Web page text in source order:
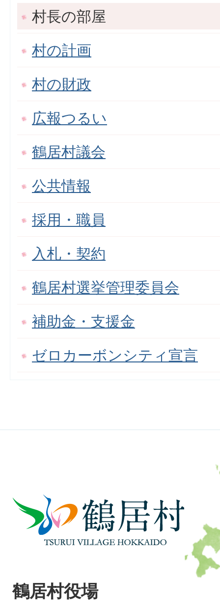
村長の部屋
村の計画
村の財政
広報つるい
鶴居村議会
公共情報
採用・職員
入札・契約
鶴居村選挙管理委員会
補助金・支援金
ゼロカーボンシティ宣言
鶴
VILLAGE
HOKKAIDO
鶴居村役場